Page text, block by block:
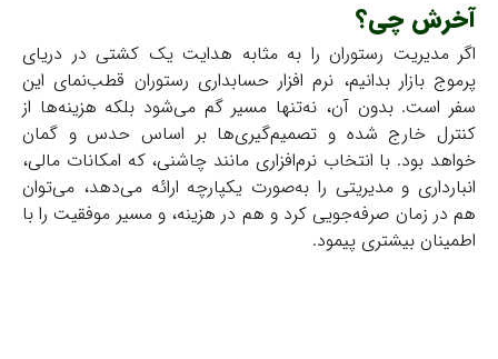
آخرش چی؟
اگر مدیریت رستوران را به مثابه هدایت یک کشتی در دریای
پرموج بازار بدانیم، نرم افزار حسابداری رستوران قطب‌نمای این
سفر است. بدون آن، نه‌تنها مسیر گم می‌شود بلکه هزینه‌ها از
کنترل خارج شده و تصمیم‌گیری‌ها بر اساس حدس و گمان
خواهد بود. با انتخاب نرم‌افزاری مانند چاشنی، که امکانات مالی،
انبارداری و مدیریتی را به‌صورت یکپارچه ارائه می‌دهد، می‌توان
هم در زمان صرفه‌جویی کرد و هم در هزینه، و مسیر موفقیت را با
اطمینان بیشتری پیمود.